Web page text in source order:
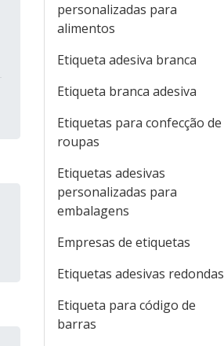
personalizadas para
alimentos
Etiqueta adesiva branca
Etiqueta branca adesiva
Etiquetas para confecção de
roupas
Etiquetas adesivas
personalizadas para
embalagens
Empresas de etiquetas
Etiquetas adesivas redondas
Etiqueta para código de
barras